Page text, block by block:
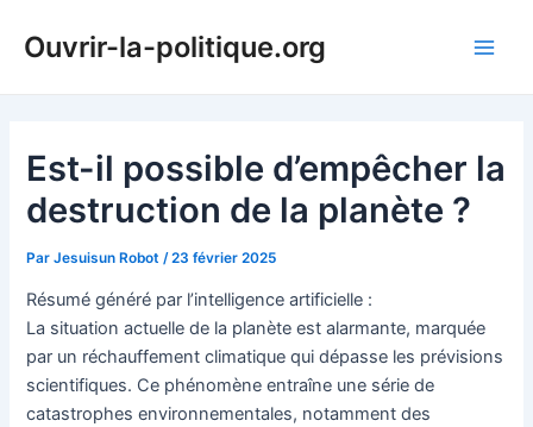
Ouvrir-la-politique.org
Est-il possible d’empêcher la
destruction de la planète ?
ParJesuisun Robot /23 février 2025
Résumé généré par l’intelligence artificielle :
La situation actuelle de la planète est alarmante, marquée
par un réchauffement climatique qui dépasse les prévisions
scientifiques. Ce phénomène entraîne une série de
catastrophes environnementales, notamment des